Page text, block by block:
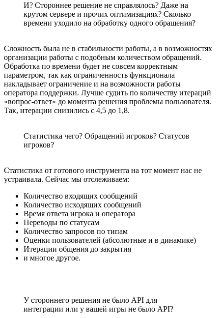
И? Стороннее решение не справлялось? Даже на
крутом сервере и прочих оптимизациях? Сколько
времени уходило на обработку одного обращения?
Сложность была не в стабильности работы, а в возможностях
организации работы с подобным количеством обращений.
Обработка по времени будет не совсем корректным
параметром, так как ограниченность функционала
накладывает ограничение и на возможности работы
оператора поддержки. Лучше судить по количеству итераций
«вопрос-ответ» до момента решения проблемы пользователя.
Так, итерации снизились с 4,5 до 1,8.
Статистика чего? Обращений игроков? Статусов
игроков?
Статистика от готового инструмента на тот момент нас не
устраивала. Сейчас мы отслеживаем:
Количество входящих сообщений
Количество исходящих сообщений
Время ответа игрока и оператора
Переводы по статусам
Количество запросов по типам
Оценки пользователей (абсолютные и в динамике)
Итерации общения до закрытия
и многое другое.
У стороннего решения не было API для
интеграции или у вашей игры не было API?